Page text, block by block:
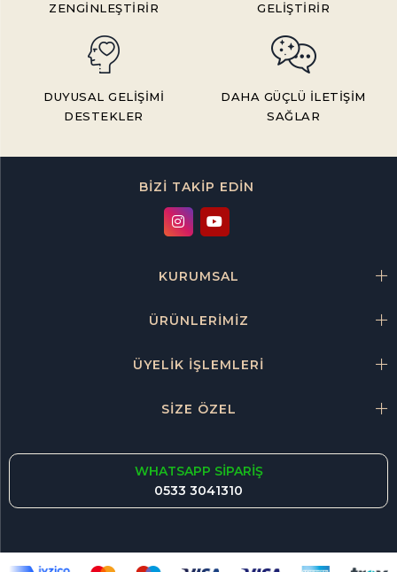
ZENGİNLEŞTİRİR
GELİŞTİRİR
DUYUSAL GELİŞİMİ
DESTEKLER
DAHA GÜÇLÜ İLETİŞİM
SAĞLAR
BİZİ TAKİP EDİN
KURUMSAL
ÜRÜNLERİMİZ
ÜYELİK İŞLEMLERİ
SİZE ÖZEL
WHATSAPP SİPARİŞ
0533 3041310